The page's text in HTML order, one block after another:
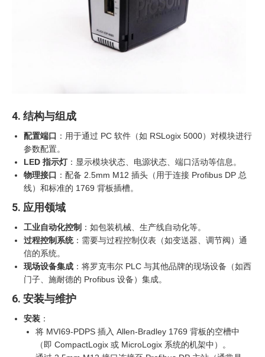
4. 结构与组成
配置端口 ：用于通过 PC 软件（如 RSLogix 5000）对模块进行
参数配置。
LED 指示灯：显示模块状态、电源状态、端口活动等信息。
物理接口 ：配备 2.5mm M12 插头（用于连接 Profibus DP 总
线）和标准的 1769 背板插槽。
5. 应用领域
工业自动化控制 ：如包装机械、生产线自动化等。
过程控制系统：需要与过程控制仪表（如变送器、调节阀）通
信的系统。
现场设备集成 ：将罗克韦尔 PLC 与其他品牌的现场设备（如西
门子、施耐德的 Profibus 设备）集成。
6. 安装与维护
安装 ：
将 MVI69-PDPS 插入 Allen-Bradley 1769 背板的空槽中
（即 CompactLogix 或 MicroLogix 系统的机架中）。